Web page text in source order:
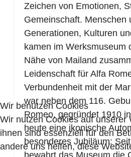
Zeichen von Emotionen,
Gemeinschaft. Menschen
Generationen, Kulturen
kamen im Werksmuseum
Nähe von Mailand
Leidenschaft für Alfa
Verbundenheit mit der
war neben dem 116.
Romeo, gegründet 1910
heute eine ikonische
besonderes Jubiläum:
bewahrt das Museum die
Wir benutzen Cookies
Wir nutzen Cookies auf unserer
ihnen sind essenziell für den
andere uns helfen, diese